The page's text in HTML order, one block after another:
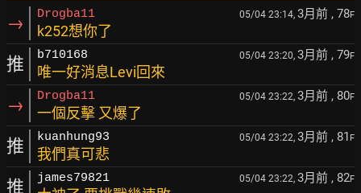
→ Drogba11 05/04 23:14, 3月前 , 78F
k252想你了
推 b710168 05/04 23:20, 3月前 , 79F
唯一好消息Levi回來
→ Drogba11 05/04 23:22, 3月前 , 80F
一個反擊 又爆了
推 kuanhung93 05/04 23:22, 3月前 , 81 F
我們真可悲
推 james79821 05/04 23:22, 3月前 , 82F